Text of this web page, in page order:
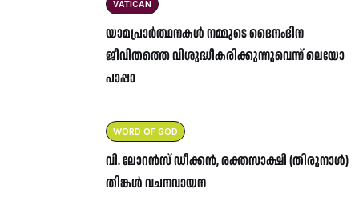
VATICAN
യാമപ്രാർത്ഥനകൾ നമ്മുടെ ദൈനംദിന
ജീവിതത്തെ വിശുദ്ധീകരിക്കുന്നുവെന്ന് ലെയോ
പാപ്പാ
WORD OF GOD
വി. ലോറൻസ് ഡീക്കൻ, രക്തസാക്ഷി (തിരുനാൾ)
തിങ്കൾ വചനവായന